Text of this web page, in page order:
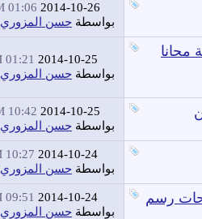
2014-10-26
01:06 AM
بواسطة حسن المزوري
محانا 2014-10-25
01:21 PM
بواسطة حسن المزوري
2014-10-25
10:42 AM
بواسطة حسن المزوري
2014-10-24
10:27 PM
بواسطة حسن المزوري
رسم 2014-10-24
09:51 PM
بواسطة حسن المزوري